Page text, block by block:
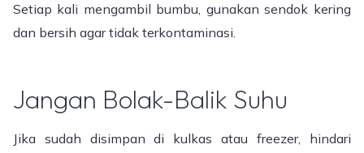
Setiap kali mengambil bumbu, gunakan sendok kering
dan bersih agar tidak terkontaminasi.
Jangan Bolak-Balik Suhu
Jika sudah disimpan di kulkas atau freezer, hindari